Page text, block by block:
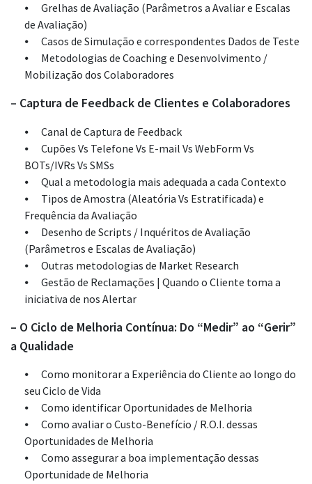
Grelhas de Avaliação (Parâmetros a Avaliar e Escalas
de Avaliação)
Casos de Simulação e correspondentes Dados de Teste
Metodologias de Coaching e Desenvolvimento /
Mobilização dos Colaboradores
– Captura de Feedback de Clientes e Colaboradores
Canal de Captura de Feedback
Cupões Vs Telefone Vs E-mail Vs WebForm Vs
BOTs/IVRs Vs SMSs
Qual a metodologia mais adequada a cada Contexto
Tipos de Amostra (Aleatória Vs Estratificada) e
Frequência da Avaliação
Desenho de Scripts / Inquéritos de Avaliação
(Parâmetros e Escalas de Avaliação)
Outras metodologias de Market Research
Gestão de Reclamações | Quando o Cliente toma a
iniciativa de nos Alertar
– O Ciclo de Melhoria Contínua: Do “Medir” ao “Gerir”
a Qualidade
Como monitorar a Experiência do Cliente ao longo do
seu Ciclo de Vida
Como identificar Oportunidades de Melhoria
Como avaliar o Custo-Benefício / R.O.I. dessas
Oportunidades de Melhoria
Como assegurar a boa implementação dessas
Oportunidade de Melhoria